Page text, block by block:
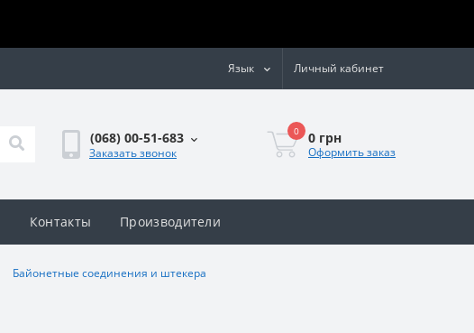
Язык Личный кабинет
(068) 00-51-683
Заказать звонок
0 0 грн
Оформить заказ
Контакты Производители
Байонетные соединения и штекера